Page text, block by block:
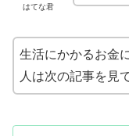
はてな君
生活にかかるお金
人は次の記事を見